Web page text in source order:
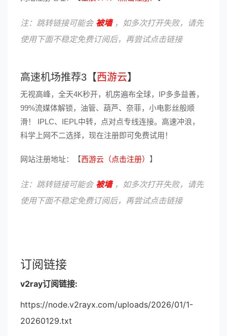
注：跳转链接可能会 被墙，如多次打开失败，请先
使用下面不稳定免费订阅后，再尝试点击链接
高速机场推荐3【西游云】
无视高峰，全天4K秒开，机房遍布全球，IP多多益善，
99%流媒体解锁，油管、葫芦、奈菲，小电影丝般顺
滑！ IPLC、IEPL中转，点对点专线连接。高速冲浪，
科学上网不二选择，现在注册即可免费试用！
网站注册地址：【西游云（点击注册） 】
注：跳转链接可能会 被墙，如多次打开失败，请先
使用下面不稳定免费订阅后，再尝试点击链接
订阅链接
v2ray订阅链接:
https://node.v2rayx.com/uploads/2026/01/1-
20260129.txt